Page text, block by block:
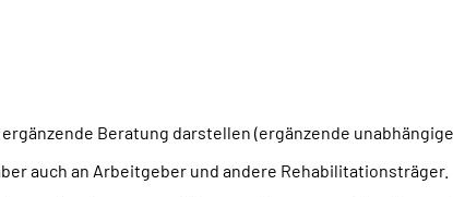
Beratung darstellen (ergänzende
auch an Arbeitgeber und andere Rehabilitationsträger.